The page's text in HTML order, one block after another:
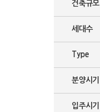
건축규모
세대수
Type
분양시기
입주시기